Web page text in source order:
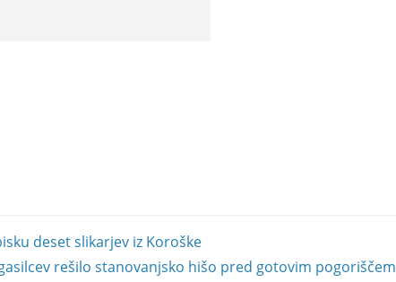
deset slikarjev iz Koroške
rešilo stanovanjsko hišo pred gotovim pogoriščem